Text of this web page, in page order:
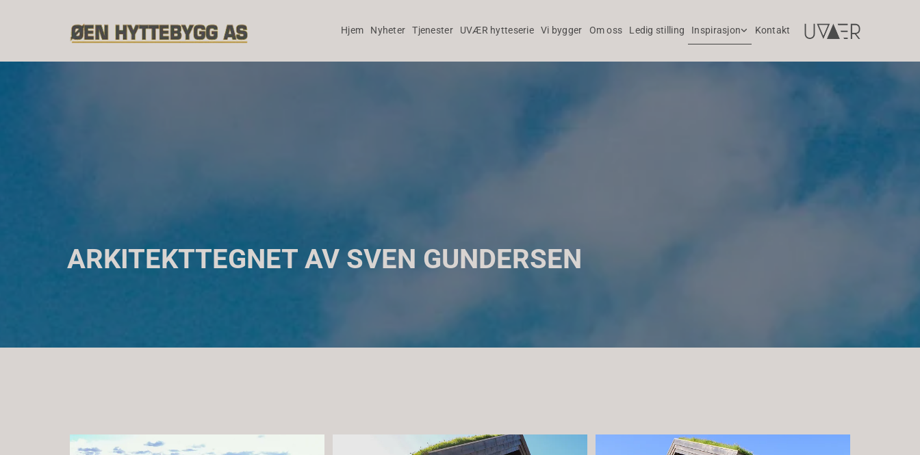
Hjem Nyheter Tjenester UVÆR hytteserie Vi bygger Om oss Ledig stilling Inspirasjon Kontakt
ARKITEKTTEGNET AV SVEN GUNDERSEN